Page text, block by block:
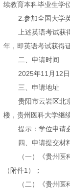
续教育本科毕业生学
2.参加全国大学
上述英语考试获
年，即英语考试获得
二、申请时间
2025年11月12
三、申请地址
贵阳市云岩区北
楼，贵州医科大学继
提示：学位申请
四、申请提交材
（一）《贵州
（附件1）；
（二）《贵州